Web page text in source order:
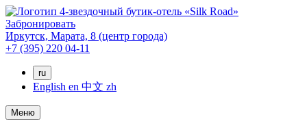
Забронировать
Иркутск, Марата, 8 (центр города)
+7 (395) 220 04-11
ru
English en 中文 zh
Меню